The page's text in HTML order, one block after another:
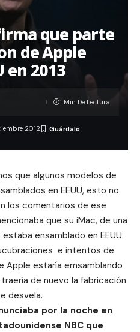
que parte
de Apple
en 2013
2012
1 Min De Lectura
que algunos modelos de
en EEUU, esto no
los comentarios de ese
que su iMac, de una
ensamblado en EEUU.
e intentos de
Apple estaría emsamblando
de nuevo la fabricación
desvela.
por la noche en
NBC que